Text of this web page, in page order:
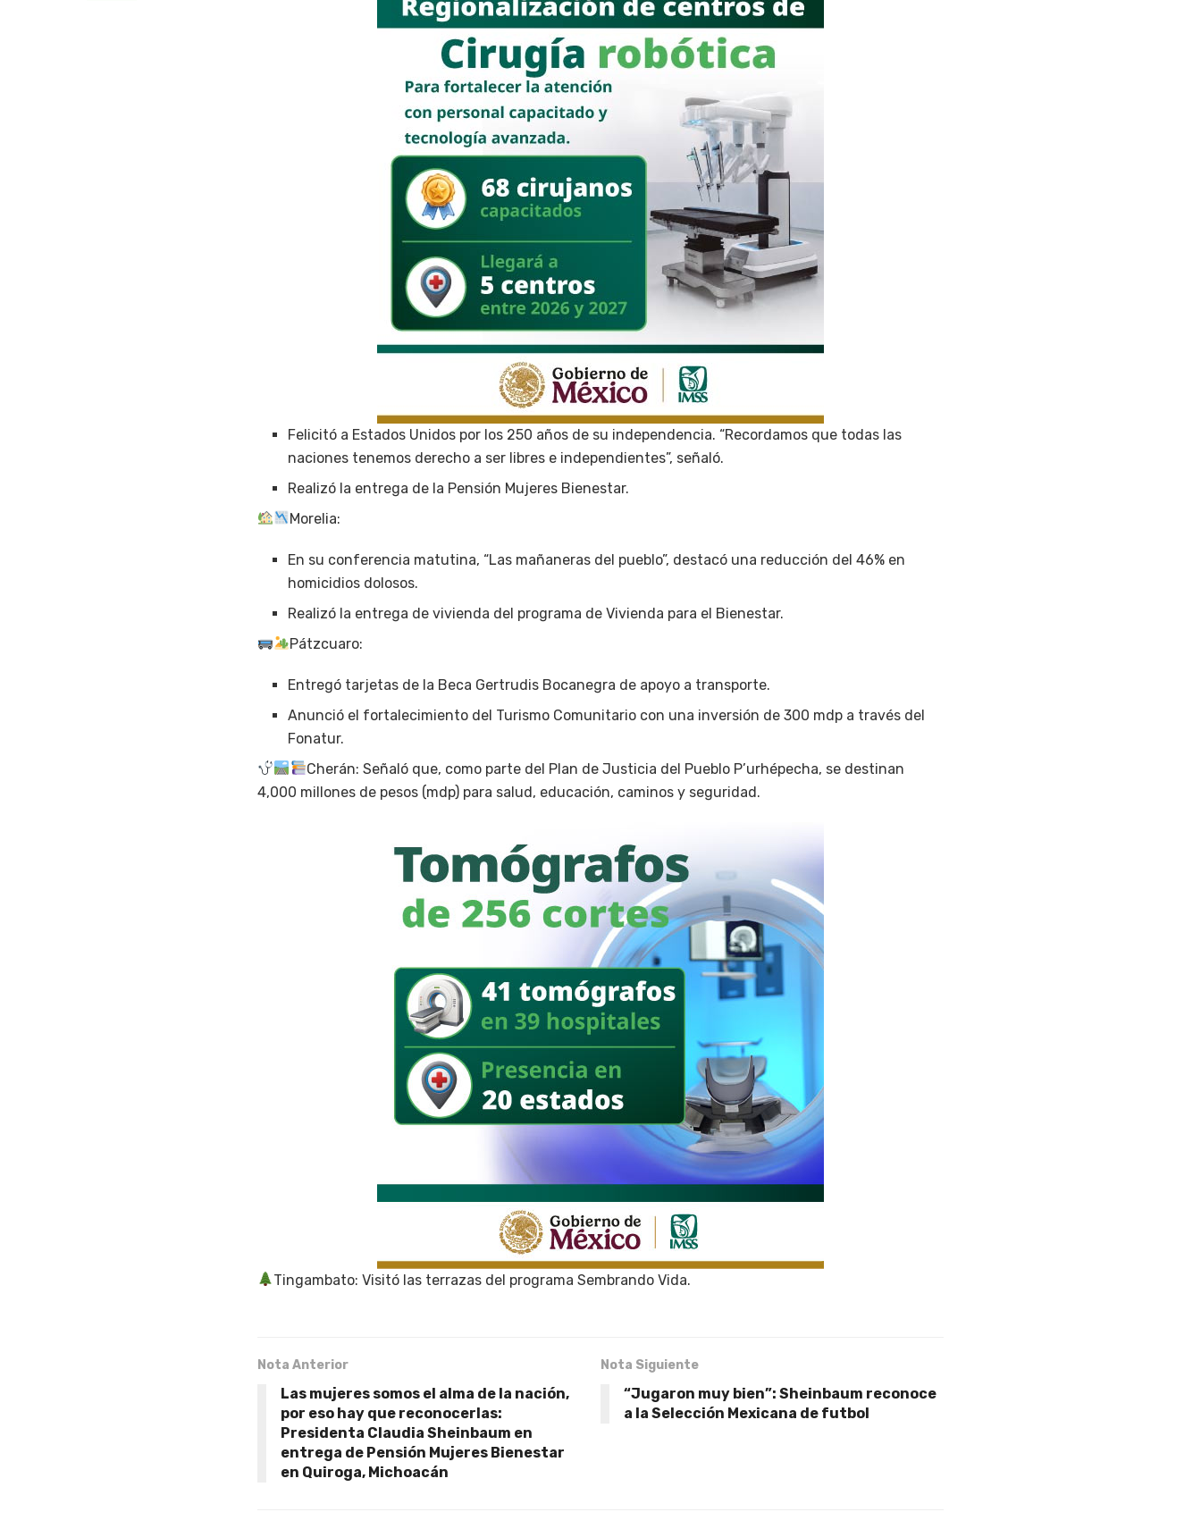
Felicitó a Estados Unidos por los 250 años de su independencia. “Recordamos que todas las
naciones tenemos derecho a ser libres e independientes”, señaló.
Realizó la entrega de la Pensión Mujeres Bienestar.
Morelia:
En su conferencia matutina, “Las mañaneras del pueblo”, destacó una reducción del 46% en
homicidios dolosos.
Realizó la entrega de vivienda del programa de Vivienda para el Bienestar.
Pátzcuaro:
Entregó tarjetas de la Beca Gertrudis Bocanegra de apoyo a transporte.
Anunció el fortalecimiento del Turismo Comunitario con una inversión de 300 mdp a través del
Fonatur.
Cherán: Señaló que, como parte del Plan de Justicia del Pueblo P’urhépecha, se destinan
4,000 millones de pesos (mdp) para salud, educación, caminos y seguridad.
Tingambato: Visitó las terrazas del programa Sembrando Vida.
Nota Anterior
Las mujeres somos el alma de la nación,
por eso hay que reconocerlas:
Presidenta Claudia Sheinbaum en
entrega de Pensión Mujeres Bienestar
en Quiroga, Michoacán
Nota Siguiente
“Jugaron muy bien”: Sheinbaum reconoce
a la Selección Mexicana de futbol